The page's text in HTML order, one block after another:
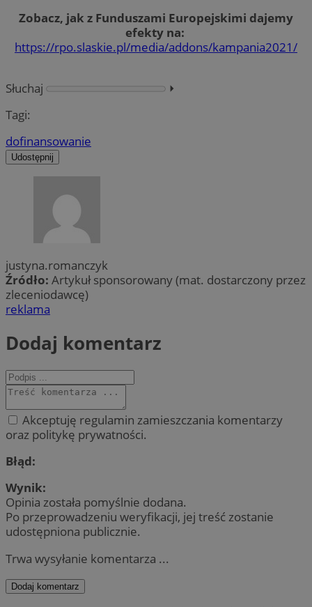
Zobacz, jak z Funduszami Europejskimi dajemy
efekty na:
https://rpo.slaskie.pl/media/addons/kampania2021/
Słuchaj
⏵︎
Tagi:
dofinansowanie
Udostępnij
justyna.romanczyk
Źródło: Artykuł sponsorowany (mat. dostarczony przez
zleceniodawcę)
reklama
Dodaj komentarz
Akceptuję regulamin zamieszczania komentarzy
oraz politykę prywatności.
Błąd:
Wynik:
Opinia została pomyślnie dodana.
Po przeprowadzeniu weryfikacji, jej treść zostanie
udostępniona publicznie.
Trwa wysyłanie komentarza ...
Dodaj komentarz